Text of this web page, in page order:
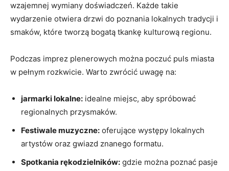
wzajemnej wymiany doświadczeń. Każde takie
wydarzenie otwiera drzwi do poznania lokalnych tradycji i
smaków, które tworzą bogatą tkankę kulturową regionu.
Podczas imprez plenerowych można poczuć puls miasta
w pełnym rozkwicie. Warto zwrócić uwagę na:
jarmarki lokalne: idealne miejsc, aby spróbować
regionalnych przysmaków.
Festiwale muzyczne: oferujące występy lokalnych
artystów oraz gwiazd znanego formatu.
Spotkania rękodzielników: gdzie można poznać pasje